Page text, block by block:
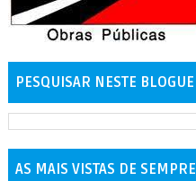
PESQUISAR NESTE BLOGUE
AS MAIS VISTAS DE SEMPRE